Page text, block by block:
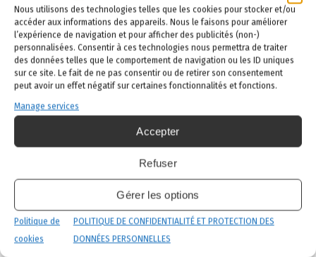
Nous utilisons des technologies telles que les cookies pour stocker et/ou
accéder aux informations des appareils. Nous le faisons pour améliorer
l’expérience de navigation et pour afficher des publicités (non-)
personnalisées. Consentir à ces technologies nous permettra de traiter
des données telles que le comportement de navigation ou les ID uniques
sur ce site. Le fait de ne pas consentir ou de retirer son consentement
peut avoir un effet négatif sur certaines fonctionnalités et fonctions.
Manage services
Accepter
Refuser
Gérer les options
Politique de
cookies
POLITIQUE DE CONFIDENTIALITÉ ET PROTECTION DES
DONNÉES PERSONNELLES
reconnaissable à sa coloration brun brillant à
rouge écarlate.…Lire la suite →
4 Sep 2009